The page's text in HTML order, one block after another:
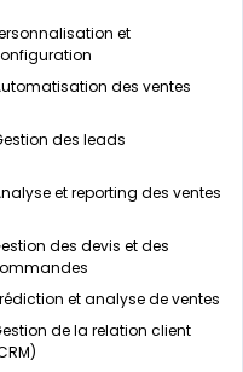
et
des ventes
des leads
et reporting des ventes
des devis et des
et analyse de ventes
de la relation client